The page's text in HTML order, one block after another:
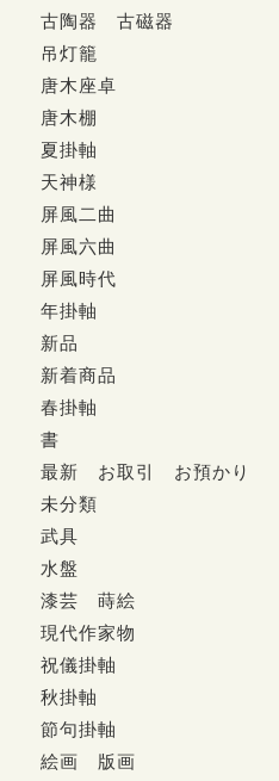
古陶器 古磁器
吊灯籠
唐木座卓
唐木棚
夏掛軸
天神様
屏風二曲
屏風六曲
屏風時代
年掛軸
新品
新着商品
春掛軸
書
最新 お取引 お預かり
未分類
武具
水盤
漆芸 蒔絵
現代作家物
祝儀掛軸
秋掛軸
節句掛軸
絵画 版画